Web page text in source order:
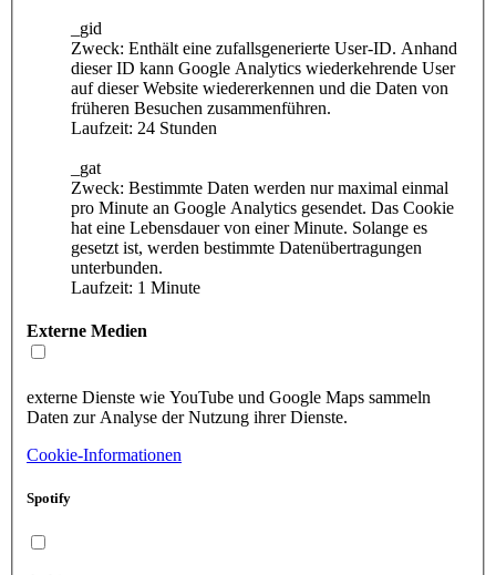
_gid
Zweck: Enthält eine zufallsgenerierte User-ID. Anhand
dieser ID kann Google Analytics wiederkehrende User
auf dieser Website wiedererkennen und die Daten von
früheren Besuchen zusammenführen.
Laufzeit: 24 Stunden
_gat
Zweck: Bestimmte Daten werden nur maximal einmal
pro Minute an Google Analytics gesendet. Das Cookie
hat eine Lebensdauer von einer Minute. Solange es
gesetzt ist, werden bestimmte Datenübertragungen
unterbunden.
Laufzeit: 1 Minute
Externe Medien
externe Dienste wie YouTube und Google Maps sammeln
Daten zur Analyse der Nutzung ihrer Dienste.
Cookie-Informationen
Spotify